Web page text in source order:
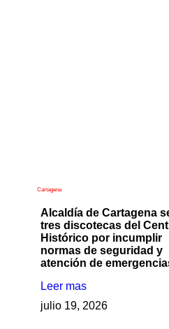
Cartagena
Alcaldía de Cartagena
tres discotecas del
Histórico por incumplir
normas de seguridad y
atención de
Leer mas
julio 19, 2026